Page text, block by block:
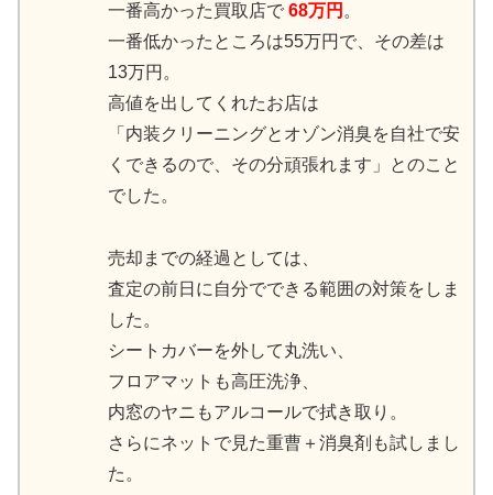
一番高かった買取店で 68万円 。
一番低かったところは55万円で、その差は
13万円。
高値を出してくれたお店は
「内装クリーニングとオゾン消臭を自社で安
くできるので、その分頑張れます」とのこと
でした。
売却までの経過としては、
査定の前日に自分でできる範囲の対策をしま
した。
シートカバーを外して丸洗い、
フロアマットも高圧洗浄、
内窓のヤニもアルコールで拭き取り。
さらにネットで見た重曹＋消臭剤も試しまし
た。